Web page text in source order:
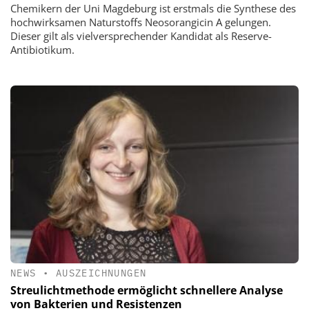
Chemikern der Uni Magdeburg ist erstmals die Synthese des
hochwirksamen Naturstoffs Neosorangicin A gelungen.
Dieser gilt als vielversprechender Kandidat als Reserve-
Antibiotikum.
NEWS • AUSZEICHNUNGEN
Streulichtmethode ermöglicht schnellere Analyse
von Bakterien und Resistenzen